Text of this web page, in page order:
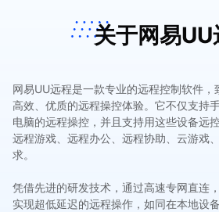
关于网易UU
网易UU远程是一款专业的远程控制软件，
高效、优质的远程操控体验。它不仅支持
电脑的远程操控，并且支持用这些设备远
远程游戏、远程办公、远程协助、云游戏
求。
凭借先进的研发技术，通过高速专网直连
实现超低延迟的远程操作，如同在本地设